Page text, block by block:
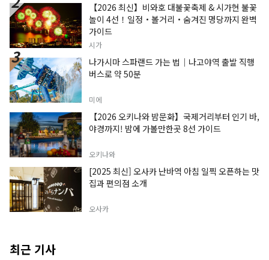
【2026 최신】비와호 대불꽃축제 & 시가현 불꽃
놀이 4선！일정・볼거리・숨겨진 명당까지 완벽
가이드
시가
나가시마 스파랜드 가는 법｜나고야역 출발 직행
버스로 약 50분
미에
【2026 오키나와 밤문화】국제거리부터 인기 바,
야경까지! 밤에 가볼만한곳 8선 가이드
오키나와
[2025 최신] 오사카 난바역 아침 일찍 오픈하는 맛
집과 편의점 소개
오사카
최근 기사